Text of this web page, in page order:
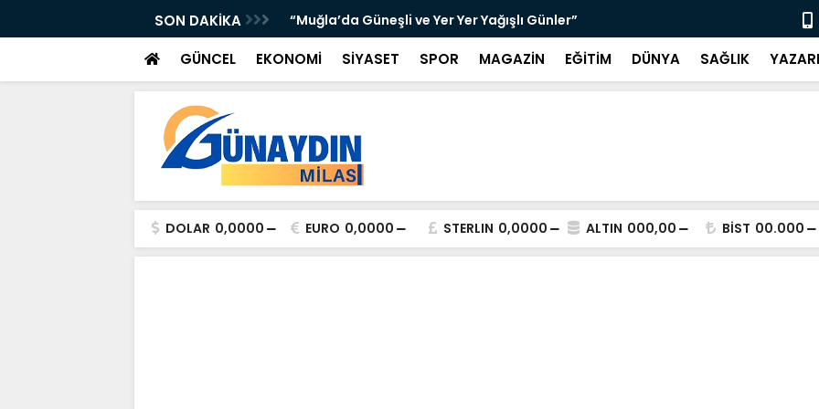
SON DAKİKA
ATTI: TORUNOĞULLARI VE OLTULU BİR “Muğla’da Güneşli ve Yer Yer Yağışlı Günler” “Sosyolog
GÜNCEL EKONOMİ SİYASET SPOR MAGAZİN EĞİTİM DÜNYA SAĞLIK
DOLAR 0,0000 EURO 0,0000 STERLIN 0,0000 ALTIN 000,00 BİST 00.000